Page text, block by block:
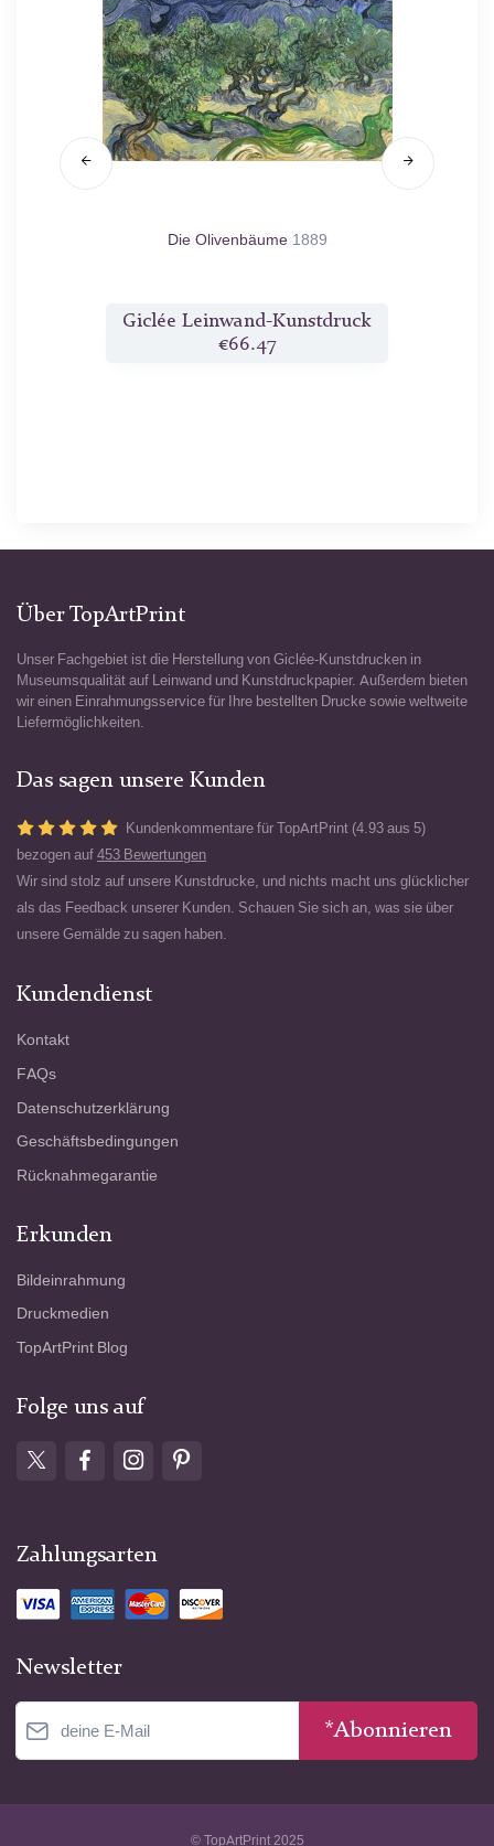
Die Olivenbäume 1889
Giclée Leinwand-Kunstdruck
€66.47
Über TopArtPrint
Unser Fachgebiet ist die Herstellung von Giclée-Kunstdrucken in
Museumsqualität auf Leinwand und Kunstdruckpapier. Außerdem bieten
wir einen Einrahmungsservice für Ihre bestellten Drucke sowie weltweite
Liefermöglichkeiten.
Das sagen unsere Kunden
Kundenkommentare für TopArtPrint (4.93 aus 5)
bezogen auf 453 Bewertungen
Wir sind stolz auf unsere Kunstdrucke, und nichts macht uns glücklicher
als das Feedback unserer Kunden. Schauen Sie sich an, was sie über
unsere Gemälde zu sagen haben.
Kundendienst
Kontakt
FAQs
Datenschutzerklärung
Geschäftsbedingungen
Rücknahmegarantie
Erkunden
Bildeinrahmung
Druckmedien
TopArtPrint Blog
Folge uns auf
Zahlungsarten
Newsletter
*Abonnieren
© TopArtPrint 2025